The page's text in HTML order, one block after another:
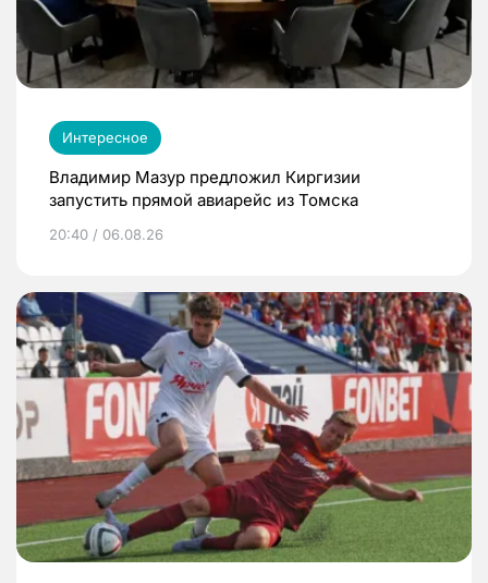
Интересное
Владимир Мазур предложил Киргизии
запустить прямой авиарейс из Томска
20:40 / 06.08.26